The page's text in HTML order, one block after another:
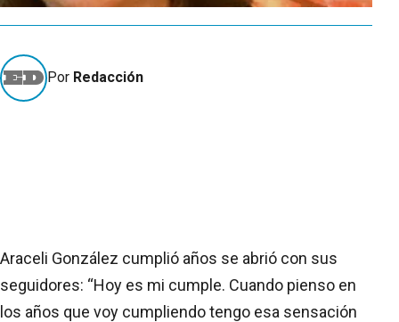
Por Redacción
Araceli González cumplió años se abrió con sus
seguidores: “Hoy es mi cumple. Cuando pienso en
los años que voy cumpliendo tengo esa sensación